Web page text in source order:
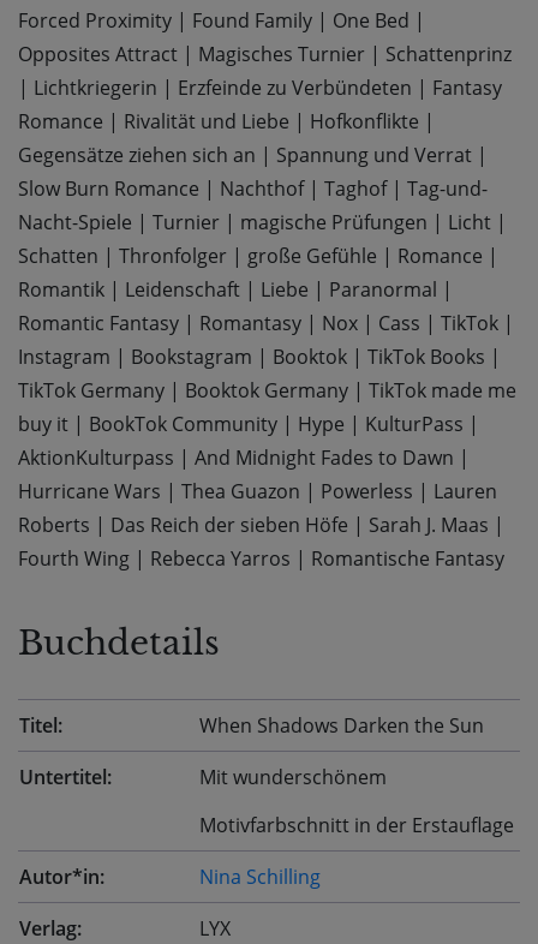
Forced Proximity | Found Family | One Bed |
Opposites Attract | Magisches Turnier | Schattenprinz
| Lichtkriegerin | Erzfeinde zu Verbündeten | Fantasy
Romance | Rivalität und Liebe | Hofkonflikte |
Gegensätze ziehen sich an | Spannung und Verrat |
Slow Burn Romance | Nachthof| Taghof| Tag-und-
Nacht-Spiele | Turnier | magische Prüfungen | Licht |
Schatten | Thronfolger | große Gefühle | Romance |
Romantik | Leidenschaft | Liebe | Paranormal |
Romantic Fantasy | Romantasy | Nox | Cass | TikTok |
Instagram | Bookstagram | Booktok | TikTok Books |
TikTok Germany | Booktok Germany | TikTok made me
buy it | BookTok Community | Hype | KulturPass |
AktionKulturpass | And Midnight Fades to Dawn |
Hurricane Wars | Thea Guazon | Powerless | Lauren
Roberts | Das Reich der sieben Höfe | Sarah J. Maas |
Fourth Wing | Rebecca Yarros | Romantische Fantasy
Buchdetails
Titel:
When Shadows Darken the Sun
Untertitel:
Mit wunderschönem
Motivfarbschnitt in der Erstauflage
Autor*in:
Nina Schilling
Verlag:
LYX